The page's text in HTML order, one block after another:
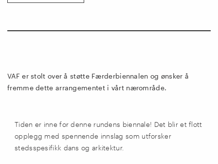
VAF er stolt over å støtte Færderbiennalen og ønsker å
fremme dette arrangementet i vårt nærområde.
Tiden er inne for denne rundens biennale! Det blir et flott
opplegg med spennende innslag som utforsker
stedsspesifikk dans og arkitektur.